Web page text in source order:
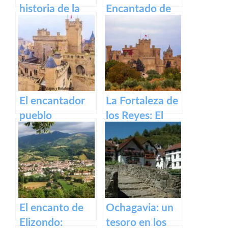
historia de la
antigua fábrica
de Orbaizeta
Encantado de
Irati
El encantador
pueblo
medieval de
Olite y su
impresionante
Castillo Palacio
Real.
La Fortaleza de
los Reyes: El
Castillo de Olite
El encanto de
Elizondo:
Ochagavia: un
tesoro en los